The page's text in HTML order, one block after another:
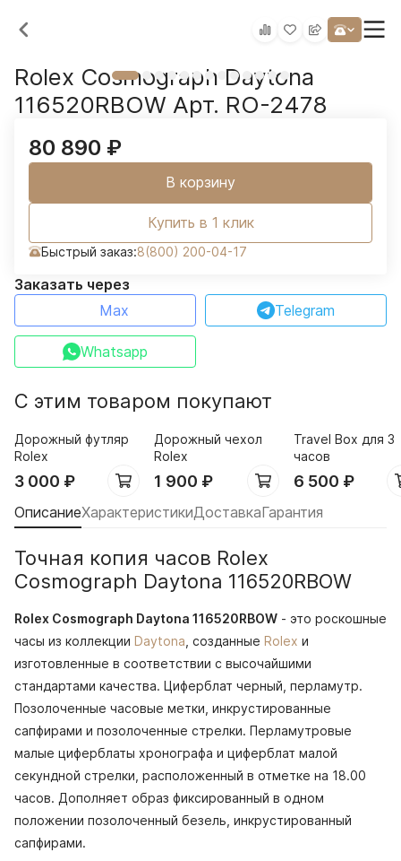
Rolex Cosmograph Daytona
116520RBOW Арт. RO-2478
80 890 ₽
В корзину
Купить в 1 клик
Быстрый заказ:8(800) 200-04-17
Заказать через
Max
Telegram
Whatsapp
С этим товаром покупают
Дорожный футляр
Rolex
3 000 ₽
Дорожный чехол
Rolex
1 900 ₽
Travel Box для 3
часов
6 500 ₽
ОписаниеХарактеристикиДоставкаГарантия
Точная копия часов Rolex
Cosmograph Daytona 116520RBOW
Rolex Cosmograph Daytona 116520RBOW - это роскошные
часы из коллекции Daytona , созданные Rolex и
изготовленные в соответствии с высочайшими
стандартами качества. Циферблат черный, перламутр.
Позолоченные часовые метки, инкрустированные
сапфирами и позолоченные стрелки. Перламутровые
малые циферблаты хронографа и циферблат малой
секундной стрелки, расположенный в отметке на 18.00
часов. Дополняет образ фиксированный в одном
положении позолоченный безель, инкрустированный
сапфирами.